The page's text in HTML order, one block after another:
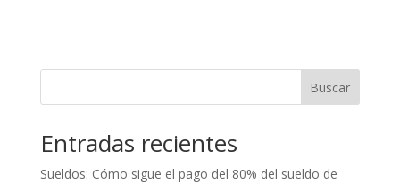
Buscar
Entradas recientes
Sueldos: Cómo sigue el pago del 80% del sueldo de